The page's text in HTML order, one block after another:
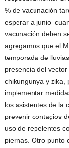
% de vacunación
esperar a junio,
vacunación deben
agregamos que el
temporada de
presencia del
chikungunya y zika,
implementar
los asistentes de la
prevenir contagios
uso de repelentes
piernas. Otro punto